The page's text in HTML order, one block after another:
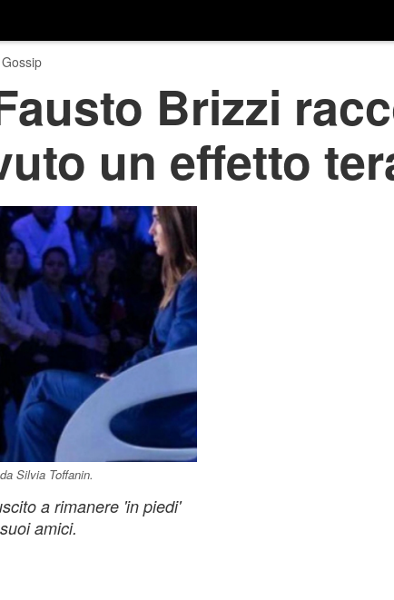
Brizzi
un effetto
Silvia Toffanin.
a rimanere 'in piedi'
amici.